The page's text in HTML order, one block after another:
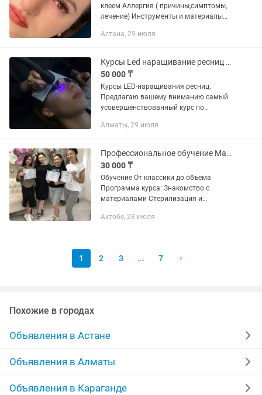
клеем Аллергия ( причины,симптомы,
лечение) Инструменты и материалы
ресниц Коррекция ресниц Техника и
Астана, 29 июля
Курсы Led наращивание ресниц Акция!!!
50 000 ₸
Курсы LED-наращивания ресниц.
Предлагаю вашему вниманию самый
усовершенствованный курс по
LED-наращивания. По акции 50 000
нашем...
Алматы, 29 июля
Профессиональное обучение Мастер по наращиванию ресниц.
30 000 ₸
Обучение От классики до объема
Программа курса: Знакомство с
материалами Стерилизация и
руки Техника безопасности Виды
Актобе, 28 июля
1 2 3 ... 7
Похожие в городах
Объявления в Астане
Объявления в Алматы
Объявления в Караганде